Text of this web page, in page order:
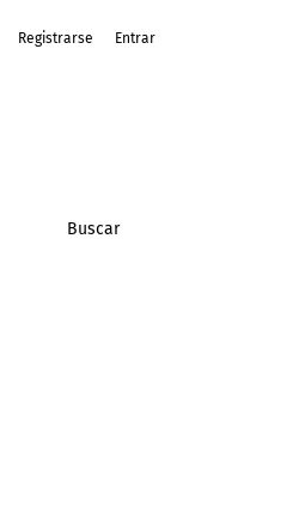
Buscar
Registrarse Entrar